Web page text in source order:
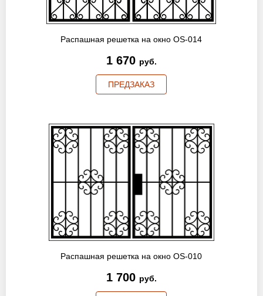
Распашная решетка на окно OS-014
1 670 руб.
ПРЕДЗАКАЗ
Распашная решетка на окно OS-010
1 700 руб.